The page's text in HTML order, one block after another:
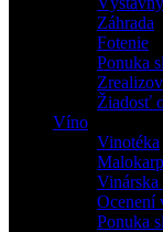
Záhrada
Fotenie
Ponuka
Žiadosť
Víno
Vinotéka
Vinárska
Ocenení
Ponuka